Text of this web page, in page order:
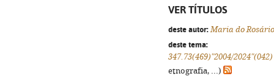
VER TÍTULOS
deste autor: Maria do
deste tema:
347.73(469)"2004/2024"(042)
etnografia, ...)